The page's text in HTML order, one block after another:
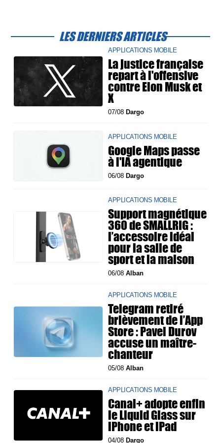
LES DERNIERS ARTICLES
APPLICATIONS MOBILE
La justice française
repart à l'offensive
contre Elon Musk et
X
07/08 Dargo
APPLICATIONS MOBILE
Google Maps passe
à l'IA agentique
06/08 Dargo
APPLICATIONS MOBILE
Support magnétique
360 de SMALLRIG :
l’accessoire idéal
pour la salle de
sport et la maison
06/08Alban
APPLICATIONS MOBILE
Telegram retiré
brièvement de l’App
Store : Pavel Durov
accuse un maître-
chanteur
05/08Alban
APPLICATIONS MOBILE
Canal+ adopte enfin
le Liquid Glass sur
iPhone et iPad
04/08 Dargo